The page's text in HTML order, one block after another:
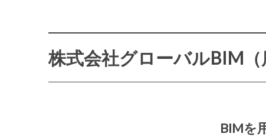
株式会社グローバルBIM（
BIMを